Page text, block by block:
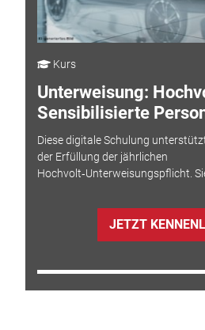
Kurs
Unterweisung:
Sensibilisierte
Diese digitale Schulung
der Erfüllung der jährlichen
Hochvolt‑Unterweisungspflicht.
JETZT